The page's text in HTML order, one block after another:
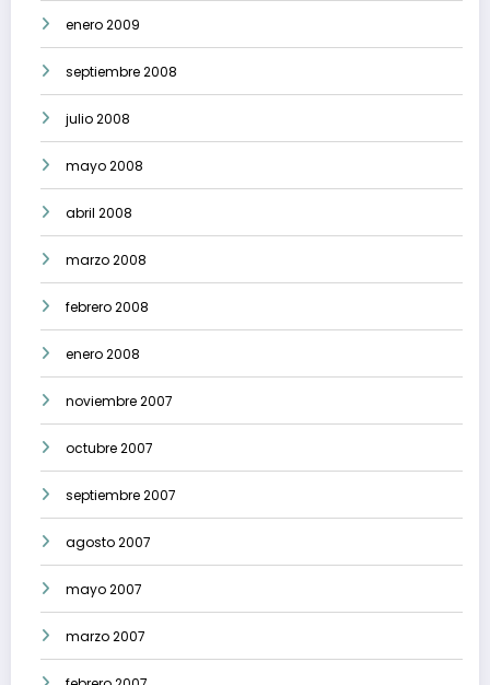
enero 2009
septiembre 2008
julio 2008
mayo 2008
abril 2008
marzo 2008
febrero 2008
enero 2008
noviembre 2007
octubre 2007
septiembre 2007
agosto 2007
mayo 2007
marzo 2007